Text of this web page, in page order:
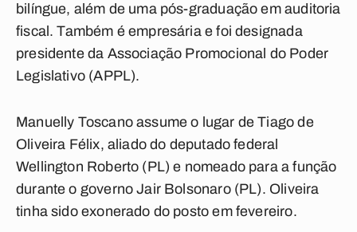
bilíngue, além de uma pós-graduação em auditoria
fiscal. Também é empresária e foi designada
presidente da Associação Promocional do Poder
Legislativo (APPL).
Manuelly Toscano assume o lugar de Tiago de
Oliveira Félix, aliado do deputado federal
Wellington Roberto (PL) e nomeado para a função
durante o governo Jair Bolsonaro (PL). Oliveira
tinha sido exonerado do posto em fevereiro.